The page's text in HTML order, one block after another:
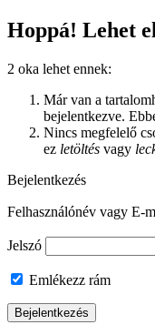
Hoppá! Lehet
2 oka lehet ennek:
Már van a
bejelentkezve.
Nincs megfelelő
ez letöltés vagy
Bejelentkezés
Felhasználónév vagy E-
Jelszó
Emlékezz rám